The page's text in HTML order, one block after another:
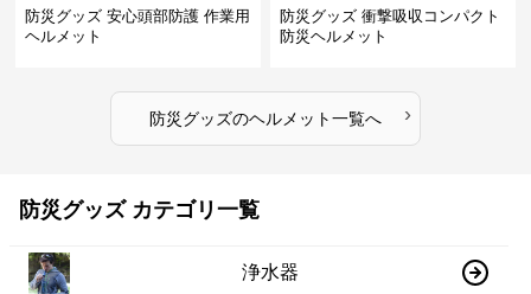
防災グッズ 安心頭部防護 作業用
ヘルメット
防災グッズ 衝撃吸収コンパクト
防災ヘルメット
防災グッズのヘルメット一覧へ ›
防災グッズ カテゴリ一覧
浄水器